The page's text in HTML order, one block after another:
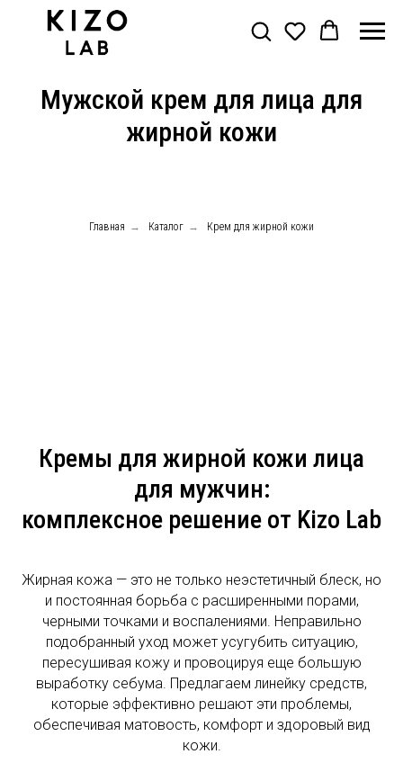
Мужской крем для лица для
жирной кожи
Главная → Каталог → Крем для жирной кожи
Кремы для жирной кожи лица
для мужчин:
комплексное решение от Kizo Lab
Жирная кожа — это не только неэстетичный блеск, но
и постоянная борьба с расширенными порами,
черными точками и воспалениями. Неправильно
подобранный уход может усугубить ситуацию,
пересушивая кожу и провоцируя еще большую
выработку себума. Предлагаем линейку средств,
которые эффективно решают эти проблемы,
обеспечивая матовость, комфорт и здоровый вид
кожи.